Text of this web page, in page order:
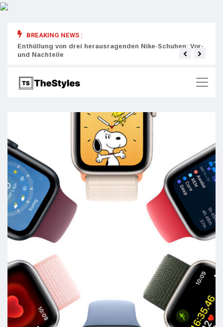
BREAKING NEWS :
Enthüllung von drei herausragenden Nike-Schuhen: Vor-
und Nachteile